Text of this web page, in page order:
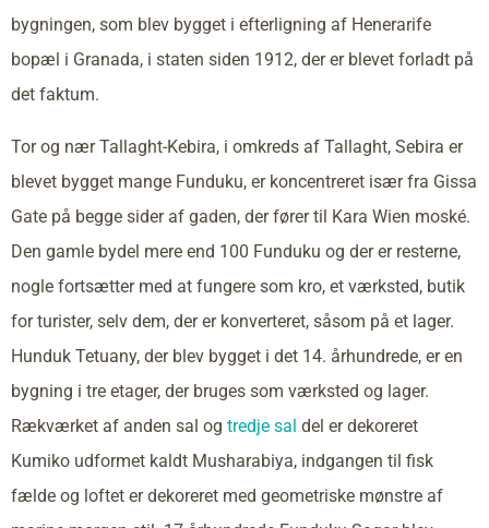
bygningen, som blev bygget i efterligning af Henerarife
bopæl i Granada, i staten siden 1912, der er blevet forladt på
det faktum.
Tor og nær Tallaght-Kebira, i omkreds af Tallaght, Sebira er
blevet bygget mange Funduku, er koncentreret især fra Gissa
Gate på begge sider af gaden, der fører til Kara Wien moské.
Den gamle bydel mere end 100 Funduku og der er resterne,
nogle fortsætter med at fungere som kro, et værksted, butik
for turister, selv dem, der er konverteret, såsom på et lager.
Hunduk Tetuany, der blev bygget i det 14. århundrede, er en
bygning i tre etager, der bruges som værksted og lager.
Rækværket af anden sal og tredje sal del er dekoreret
Kumiko udformet kaldt Musharabiya, indgangen til fisk
fælde og loftet er dekoreret med geometriske mønstre af